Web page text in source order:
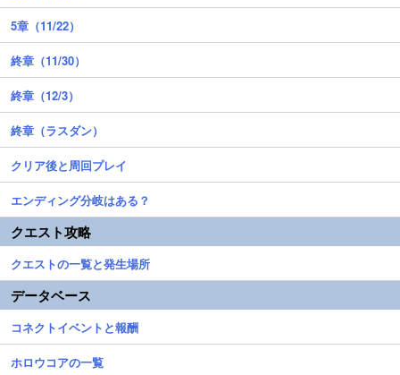
5章（11/22）
終章（11/30）
終章（12/3）
終章（ラスダン）
クリア後と周回プレイ
エンディング分岐はある？
クエスト攻略
クエストの一覧と発生場所
データベース
コネクトイベントと報酬
ホロウコアの一覧